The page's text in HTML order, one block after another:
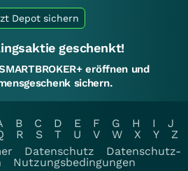
Depot sichern
geschenkt!
eröffnen und
sichern.
B C D E F G H I
J
R S T U V W X Y
Z
Datenschutz
Datenschutz-
Nutzungsbedingungen